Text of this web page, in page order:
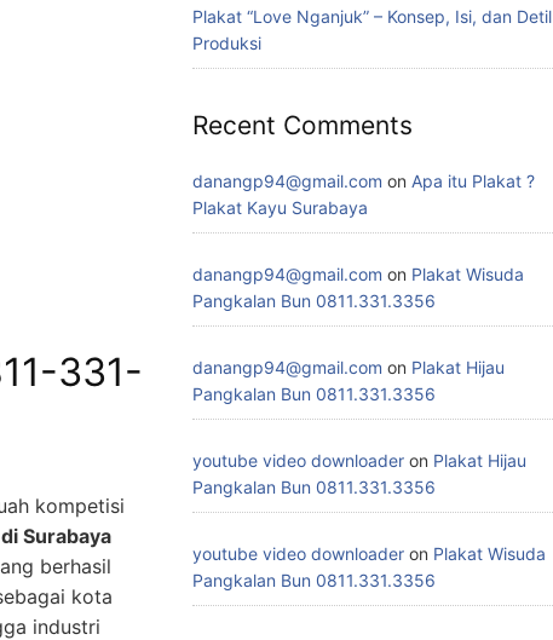
331-
kompetisi
Surabaya
berhasil
kota
industri
Plakat “Love Nganjuk” – Konsep, Isi, dan Detil
Produksi
Recent Comments
danangp94@gmail.com on Apa itu Plakat ?
Plakat Kayu Surabaya
danangp94@gmail.com on Plakat Wisuda
Pangkalan Bun 0811.331.3356
danangp94@gmail.com on Plakat Hijau
Pangkalan Bun 0811.331.3356
youtube video downloader on Plakat Hijau
Pangkalan Bun 0811.331.3356
youtube video downloader on Plakat Wisuda
Pangkalan Bun 0811.331.3356